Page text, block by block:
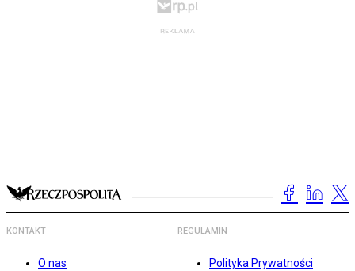
KONTAKT
O nas
REGULAMIN
Polityka Prywatności